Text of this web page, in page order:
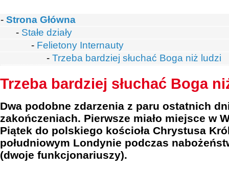
- Strona Główna
- Stałe działy
- Felietony Internauty
- Trzeba bardziej słuchać Boga niż ludzi
Trzeba bardziej słuchać Boga
Dwa podobne zdarzenia z paru ostatnich
zakończeniach. Pierwsze miało miejsce w
Piątek do polskiego kościoła Chrystusa
południowym Londynie podczas
(dwoje funkcjonariuszy).